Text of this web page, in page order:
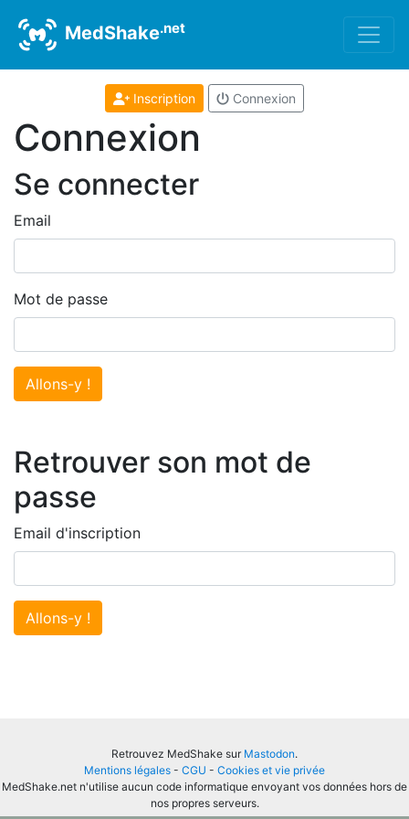
MedShake.net
Inscription Connexion
Connexion
Se connecter
Email
Mot de passe
Allons-y !
Retrouver son mot de
passe
Email d'inscription
Allons-y !
Retrouvez MedShake sur Mastodon.
Mentions légales - CGU - Cookies et vie privée
MedShake.net n'utilise aucun code informatique envoyant vos données hors de
nos propres serveurs.